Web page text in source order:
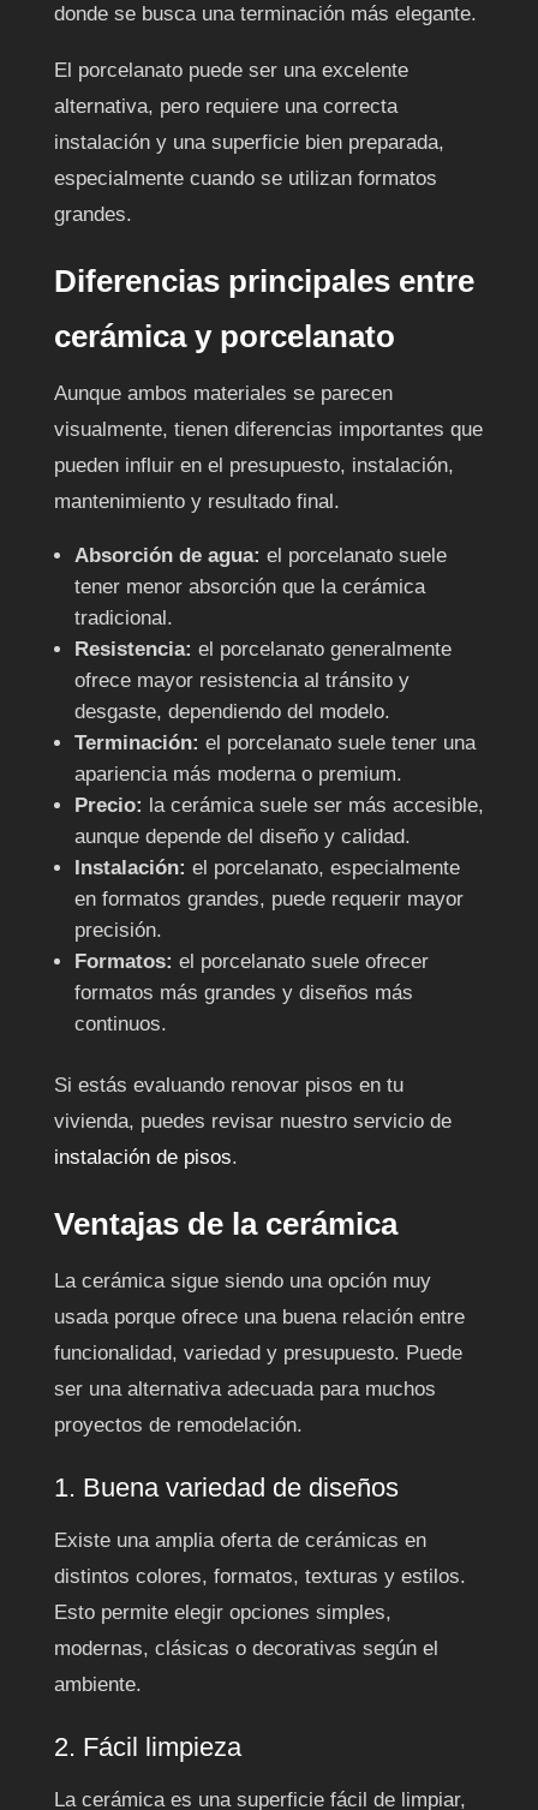
donde se busca una terminación más elegante.
El porcelanato puede ser una excelente
alternativa, pero requiere una correcta
instalación y una superficie bien preparada,
especialmente cuando se utilizan formatos
grandes.
Diferencias principales entre
cerámica y porcelanato
Aunque ambos materiales se parecen
visualmente, tienen diferencias importantes que
pueden influir en el presupuesto, instalación,
mantenimiento y resultado final.
Absorción de agua: el porcelanato suele
tener menor absorción que la cerámica
tradicional.
Resistencia: el porcelanato generalmente
ofrece mayor resistencia al tránsito y
desgaste, dependiendo del modelo.
Terminación: el porcelanato suele tener una
apariencia más moderna o premium.
Precio: la cerámica suele ser más accesible,
aunque depende del diseño y calidad.
Instalación: el porcelanato, especialmente
en formatos grandes, puede requerir mayor
precisión.
Formatos: el porcelanato suele ofrecer
formatos más grandes y diseños más
continuos.
Si estás evaluando renovar pisos en tu
vivienda, puedes revisar nuestro servicio de
instalación de pisos.
Ventajas de la cerámica
La cerámica sigue siendo una opción muy
usada porque ofrece una buena relación entre
funcionalidad, variedad y presupuesto. Puede
ser una alternativa adecuada para muchos
proyectos de remodelación.
1. Buena variedad de diseños
Existe una amplia oferta de cerámicas en
distintos colores, formatos, texturas y estilos.
Esto permite elegir opciones simples,
modernas, clásicas o decorativas según el
ambiente.
2. Fácil limpieza
La cerámica es una superficie fácil de limpiar,